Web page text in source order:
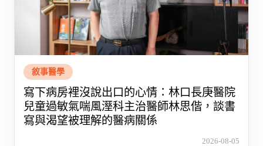
敘事醫學
寫下病房裡沒說出口的心情：林口長庚醫院
兒童過敏氣喘風溼科主治醫師林思偕，談書
寫與渴望被理解的醫病關係
2026-08-05